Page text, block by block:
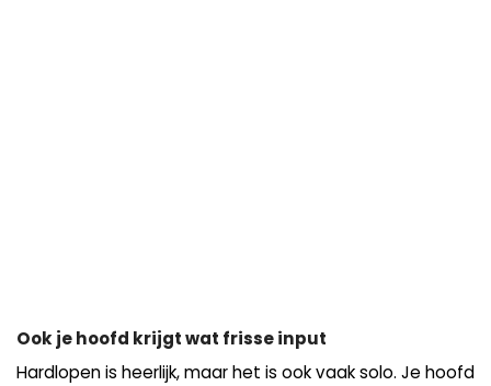
Ook je hoofd krijgt wat frisse input
Hardlopen is heerlijk, maar het is ook vaak solo. Je hoofd